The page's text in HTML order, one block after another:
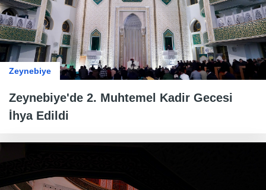
Zeynebiye
Zeynebiye'de 2. Muhtemel Kadir Gecesi
İhya Edildi